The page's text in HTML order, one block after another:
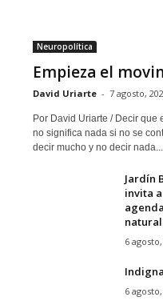
Neuropolítica
Empieza el
David Uriarte - 7 agosto,
Por David Uriarte / Decir que
no significa nada si no se
decir mucho y no decir nada...
Jardín
invita
6
6